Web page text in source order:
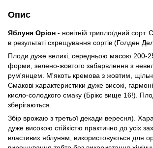
Опис
Яблуня Оріон - новітній триплоїдний сорт.
в результаті схрещування сортів (Голден
Плоди дуже великі, середньою масою 200-
форми, зелено-жовтого забарвлення з
рум'янцем. М'якоть кремова з жовтим,
Смакові характеристики дуже високі,
кисло-солодкого смаку (Брікс вище 16!).
зберігаються.
Збір врожаю з третьої декади вересня).
дуже високою стійкістю практично до усіх
властивих яблуням, використовується для